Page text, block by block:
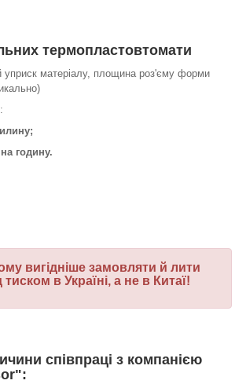
термопластовтомати
уприск матеріалу, площина роз'єму форми
годину.
вигідніше замовляти й лити
тиском в Україні, а не в Китаї!
співпраці з компанією